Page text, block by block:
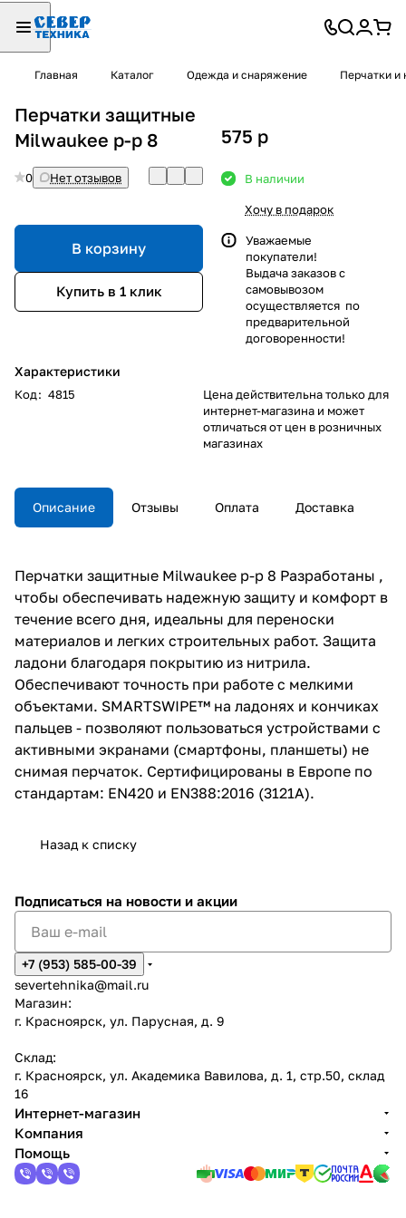
Главная Каталог Одежда и снаряжение Перчатки и
Перчатки защитные
Milwaukee p-р 8
0 Нет отзывов
В корзину
Купить в 1 клик
Характеристики
Код: 4815
575 p
В наличии
Хочу в подарок
Уважаемые
покупатели!
Выдача заказов с
самовывозом
осуществляется по
предварительной
договоренности!
Цена действительна только для
интернет-магазина и может
отличаться от цен в розничных
магазинах
Описание Отзывы Оплата Доставка
Перчатки защитные Milwaukee p-р 8 Разработаны ,
чтобы обеспечивать надежную защиту и комфорт в
течение всего дня, идеальны для переноски
материалов и легких строительных работ. Защита
ладони благодаря покрытию из нитрила.
Обеспечивают точность при работе с мелкими
объектами. SMARTSWIPE™ на ладонях и кончиках
пальцев - позволяют пользоваться устройствами с
активными экранами (смартфоны, планшеты) не
снимая перчаток. Сертифицированы в Европе по
стандартам: EN420 и EN388:2016 (3121A).
Назад к списку
Подписаться на новости и акции
+7 (953) 585-00-39
severtehnika@mail.ru
Магазин:
г. Красноярск, ул. Парусная, д. 9
Склад:
г. Красноярск, ул. Академика Вавилова, д. 1, стр.50, склад
16
Интернет-магазин
Компания
Помощь